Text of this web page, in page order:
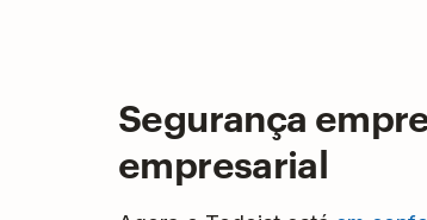
Segurança
empresarial